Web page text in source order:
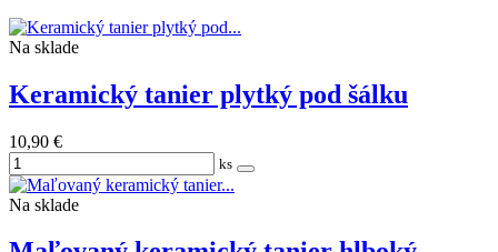
Na sklade
Keramický tanier plytký pod šálku
10,90 €
ks
Na sklade